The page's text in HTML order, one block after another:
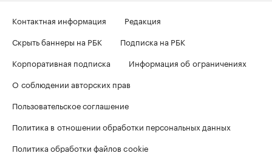
Контактная информация
Редакция
Скрыть баннеры на РБК
Подписка на РБК
Корпоративная подписка
Информация об ограничениях
О соблюдении авторских прав
Пользовательское соглашение
Политика в отношении обработки персональных данных
Политика обработки файлов cookie